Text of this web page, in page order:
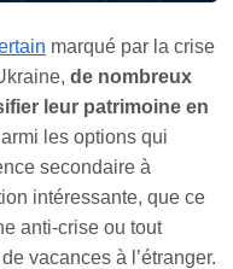
marqué par la crise
de nombreux
leur patrimoine en
les options qui
secondaire à
intéressante, que ce
anti-crise ou tout
vacances à l’étranger.